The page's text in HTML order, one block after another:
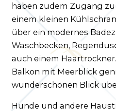
haben zudem Zugang
einem kleinen
über ein modernes
Waschbecken,
auch einem
Balkon mit Meerblick
wunderschönen Blick
Hunde und andere